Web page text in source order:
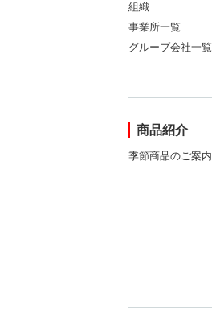
組織
事業所一覧
グループ会社一覧
商品紹介
季節商品のご案内